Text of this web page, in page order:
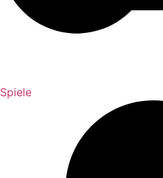
Spiele